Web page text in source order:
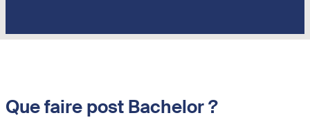
Que faire post Bachelor ?